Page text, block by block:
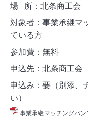
場 所：北条商工会
対象者：事業承継マ
ている方
参加費：無料
申込先：北条商工会
申込み：要（別添、
い）
事業承継マッチングパ